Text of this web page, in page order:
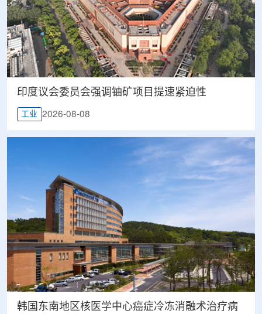
印度议会委员会强调铀矿项目提速紧迫性
工业 2026-08-08
韩国东南地区核医学中心癌症冷冻消融术治疗病